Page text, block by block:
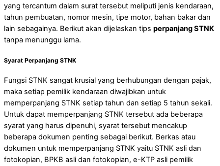
yang tercantum dalam surat tersebut meliputi jenis kendaraan,
tahun pembuatan, nomor mesin, tipe motor, bahan bakar dan
lain sebagainya. Berikut akan dijelaskan tips perpanjang STNK
tanpa menunggu lama.
Syarat Perpanjang STNK
Fungsi STNK sangat krusial yang berhubungan dengan pajak,
maka setiap pemilik kendaraan diwajibkan untuk
memperpanjang STNK setiap tahun dan setiap 5 tahun sekali.
Untuk dapat memperpanjang STNK tersebut ada beberapa
syarat yang harus dipenuhi, syarat tersebut mencakup
beberapa dokumen penting sebagai berikut. Berkas atau
dokumen untuk memperpanjang STNK yaitu STNK asli dan
fotokopian, BPKB asli dan fotokopian, e-KTP asli pemilik